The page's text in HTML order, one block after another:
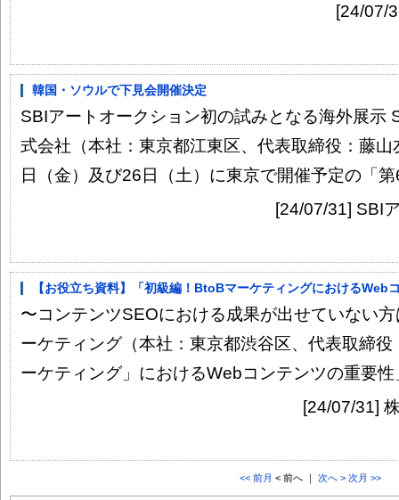
[24/07/
韓国・ソウルで下見会開催決定
SBIアートオークション初の試みとなる海外展示
式会社（本社：東京都江東区、代表取締役：藤
日（金）及び26日（土）に東京で開催予定の「
[24/07/31] SBI
【お役立ち資料】「初級編！BtoBマーケティングにおけるWeb
〜コンテンツSEOにおける成果が出せていない
ーケティング（本社：東京都渋谷区、代表取締
ーケティング」におけるWebコンテンツの重要性
[24/07/31]
<< 前月 < 前へ ｜ 次へ > 次月 >>